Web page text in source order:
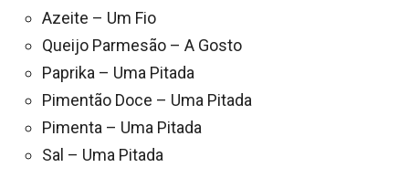
Azeite – Um Fio
Queijo Parmesão – A Gosto
Paprika – Uma Pitada
Pimentão Doce – Uma Pitada
Pimenta – Uma Pitada
Sal – Uma Pitada